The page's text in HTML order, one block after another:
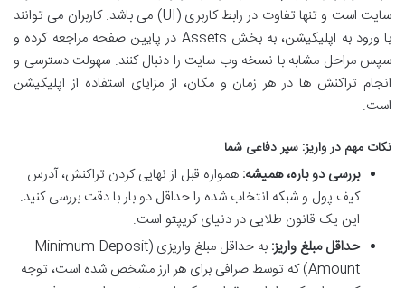
سایت است و تنها تفاوت در رابط کاربری (UI) می باشد. کاربران می توانند
با ورود به اپلیکیشن، به بخش Assets در پایین صفحه مراجعه کرده و
سپس مراحل مشابه با نسخه وب سایت را دنبال کنند. سهولت دسترسی و
انجام تراکنش ها در هر زمان و مکان، از مزایای استفاده از اپلیکیشن
است.
نکات مهم در واریز: سپر دفاعی شما
بررسی دو باره، همیشه: همواره قبل از نهایی کردن تراکنش، آدرس
کیف پول و شبکه انتخاب شده را حداقل دو بار با دقت بررسی کنید.
این یک قانون طلایی در دنیای کریپتو است.
حداقل مبلغ واریز:
به حداقل مبلغ واریزی (Minimum Deposit
Amount) که توسط صرافی برای هر ارز مشخص شده است، توجه